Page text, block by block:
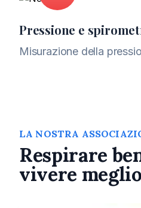
Pressione e
Misurazione della
LA NOSTRA
Respirare
vivere meglio